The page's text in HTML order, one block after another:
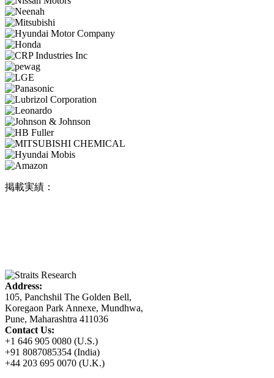
掲載実績：
Address:
105, Panchshil The Golden Bell,
Koregaon Park Annexe, Mundhwa,
Pune, Maharashtra 411036
Contact Us:
+1 646 905 0080 (U.S.)
+91 8087085354 (India)
+44 203 695 0070 (U.K.)